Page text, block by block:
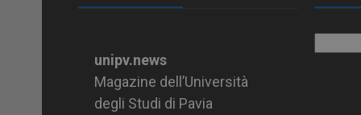
unipv.news
Magazine dell’Università
degli Studi di Pavia